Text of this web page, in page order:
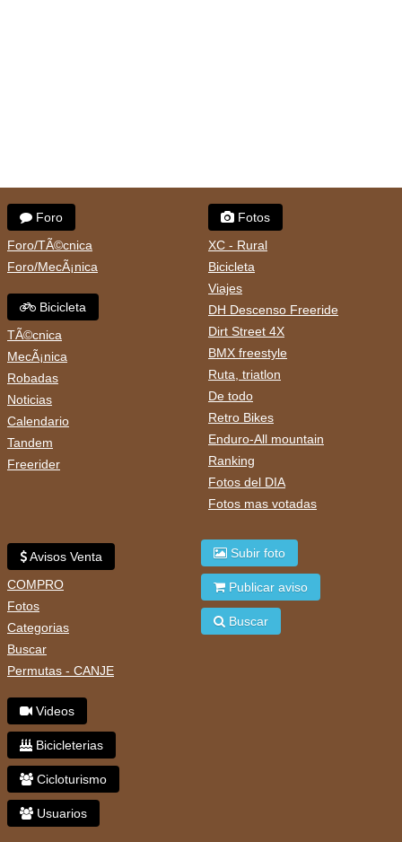
Foro
Foro/TÃ©cnica
Foro/MecÃ¡nica
Bicicleta
TÃ©cnica
MecÃ¡nica
Robadas
Noticias
Calendario
Tandem
Freerider
Fotos
XC - Rural
Bicicleta
Viajes
DH Descenso Freeride
Dirt Street 4X
BMX freestyle
Ruta, triatlon
De todo
Retro Bikes
Enduro-All mountain
Ranking
Fotos del DIA
Fotos mas votadas
Avisos Venta
COMPRO
Fotos
Categorias
Buscar
Permutas - CANJE
Videos
Bicicleterias
Cicloturismo
Usuarios
Subir foto
Publicar aviso
Buscar